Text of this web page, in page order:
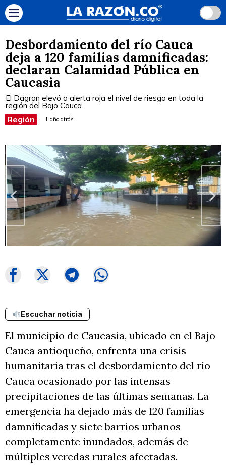
Desbordamiento del río Cauca
deja a 120 familias damnificadas:
declaran Calamidad Pública en
Caucasia
El Dagran elevó a alerta roja el nivel de riesgo en toda la
región del Bajo Cauca.
Región 1 año atrás
Escuchar noticia
El municipio de Caucasia, ubicado en el Bajo
Cauca antioqueño, enfrenta una crisis
humanitaria tras el desbordamiento del río
Cauca ocasionado por las intensas
precipitaciones de las últimas semanas. La
emergencia ha dejado más de 120 familias
damnificadas y siete barrios urbanos
completamente inundados, además de
múltiples veredas rurales afectadas.